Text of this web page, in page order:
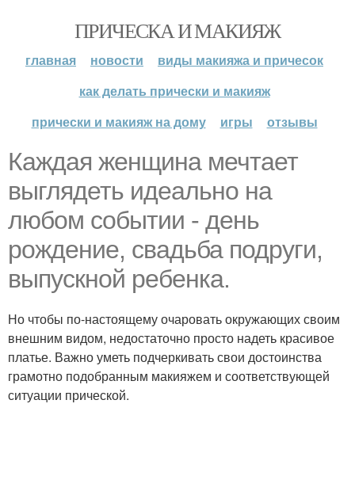
ПРИЧЕСКА И МАКИЯЖ
главная новости
виды макияжа и причесок
как делать прически и макияж
прически и макияж на дому
игры отзывы
Каждая женщина мечтает
выглядеть идеально на
любом событии - день
рождение, свадьба подруги,
выпускной ребенка.
Но чтобы по-настоящему очаровать окружающих своим
внешним видом, недостаточно просто надеть красивое
платье. Важно уметь подчеркивать свои достоинства
грамотно подобранным макияжем и соответствующей
ситуации прической.